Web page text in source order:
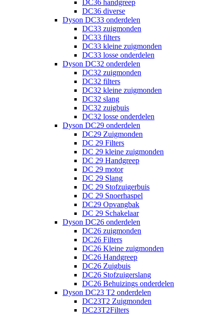
DC36 handgreep
DC36 diverse
Dyson DC33 onderdelen
DC33 zuigmonden
DC33 filters
DC33 kleine zuigmonden
DC33 losse onderdelen
Dyson DC32 onderdelen
DC32 zuigmonden
DC32 filters
DC32 kleine zuigmonden
DC32 slang
DC32 zuigbuis
DC32 losse onderdelen
Dyson DC29 onderdelen
DC29 Zuigmonden
DC 29 Filters
DC 29 kleine zuigmonden
DC 29 Handgreep
DC 29 motor
DC 29 Slang
DC 29 Stofzuigerbuis
DC 29 Snoerhaspel
DC29 Opvangbak
DC 29 Schakelaar
Dyson DC26 onderdelen
DC26 zuigmonden
DC26 Filters
DC26 Kleine zuigmonden
DC26 Handgreep
DC26 Zuigbuis
DC26 Stofzuigerslang
DC26 Behuizings onderdelen
Dyson DC23 T2 onderdelen
DC23T2 Zuigmonden
DC23T2Filters